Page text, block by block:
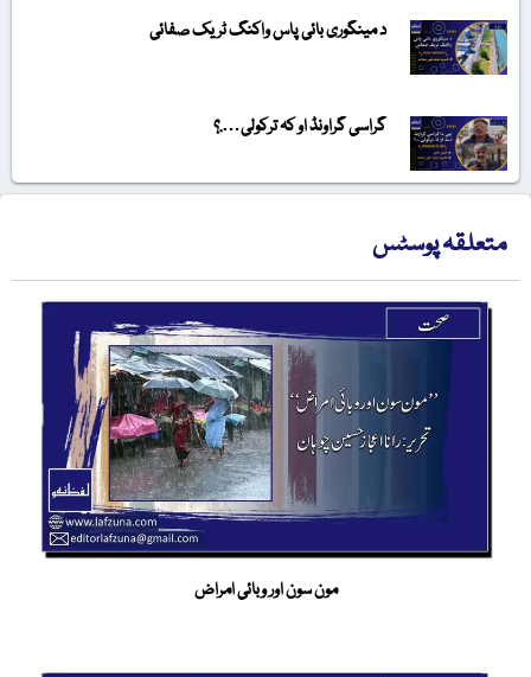
د مینگوری بائی پاس واکنگ ٹریک صفائی
گراسی گراونڈ او کہ ترکولی….؟
متعلقہ پوسٹس
مون سون اور وبائی امراض